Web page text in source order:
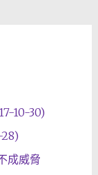
10-30)
成威脅